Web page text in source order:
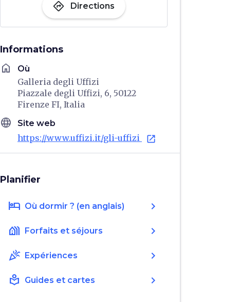
directions Directions
Informations
home Où
Galleria degli Uffizi
Piazzale degli Uffizi, 6, 50122
Firenze FI, Italia
language Site web
https://www.uffizi.it/gli-uffizi open_in_new
Planifier
hotel Où dormir ? (en anglais) chevron_right
holiday_village Forfaits et séjours chevron_right
celebration Expériences chevron_right
local_library Guides et cartes chevron_right